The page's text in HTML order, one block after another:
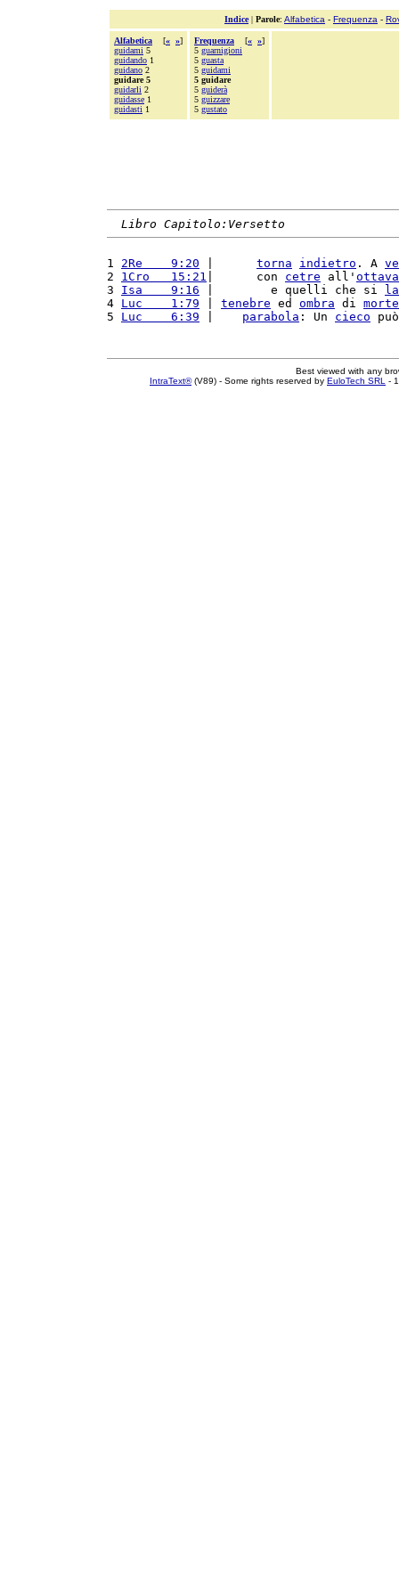
Indice| Parole: Alfabetica - Frequenza -
Alfabetica [« »]
guidami 5
guidando 1
guidano 2
guidare 5
guidarli 2
guidasse 1
guidasti 1
Frequenza [« »]
5 guarnigioni
5 guasta
5 guidami
5 guidare
5 guiderà
5 guizzare
5 gustato
Libro Capitolo:Versetto
1 2Re    9:20 torna indietro . A
2 1Cro   15:21 |      con cetre all' ottava
3 Isa    9:16 |        e quelli che si
4 Luc    1:79 tenebre ed ombra di morte
5 Luc    6:39 parabola : Un cieco
Best viewed with any
IntraText®(V89) - Some rights reserved by EuloTech SRL -